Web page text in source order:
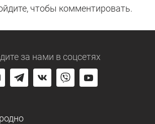
чтобы комментировать.
за нами в соцсетях